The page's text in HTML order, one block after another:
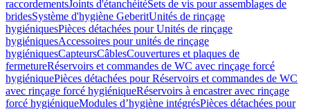
raccordementsJoints d'étanchéitéSets de vis pour assemblages de
bridesSystème d'hygiène GeberitUnités de rinçage
hygiéniquesPièces détachées pour Unités de rinçage
hygiéniquesAccessoires pour unités de rinçage
hygiéniquesCapteursCâblesCouvertures et plaques de
fermetureRéservoirs et commandes de WC avec rinçage forcé
hygiéniquePièces détachées pour Réservoirs et commandes de WC
avec rinçage forcé hygiéniqueRéservoirs à encastrer avec rinçage
forcé hygiéniqueModules d’hygiène intégrésPièces détachées pour